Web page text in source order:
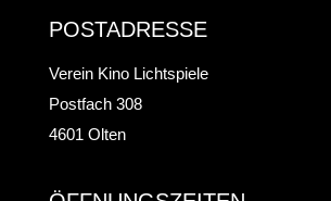
POSTADRESSE
Verein Kino Lichtspiele
Postfach 308
4601 Olten